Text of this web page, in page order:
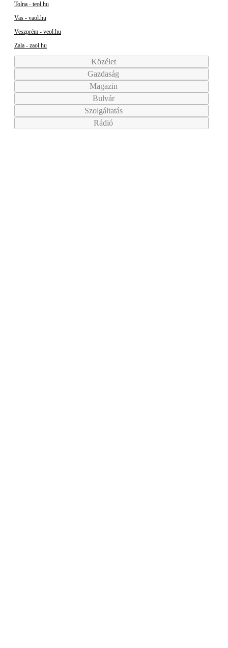
Tolna - teol.hu
Vas - vaol.hu
Veszprém - veol.hu
Zala - zaol.hu
Közélet
Gazdaság
Magazin
Bulvár
Szolgáltatás
Rádió